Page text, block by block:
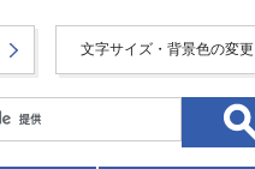
文字サイズ・背景色の変更